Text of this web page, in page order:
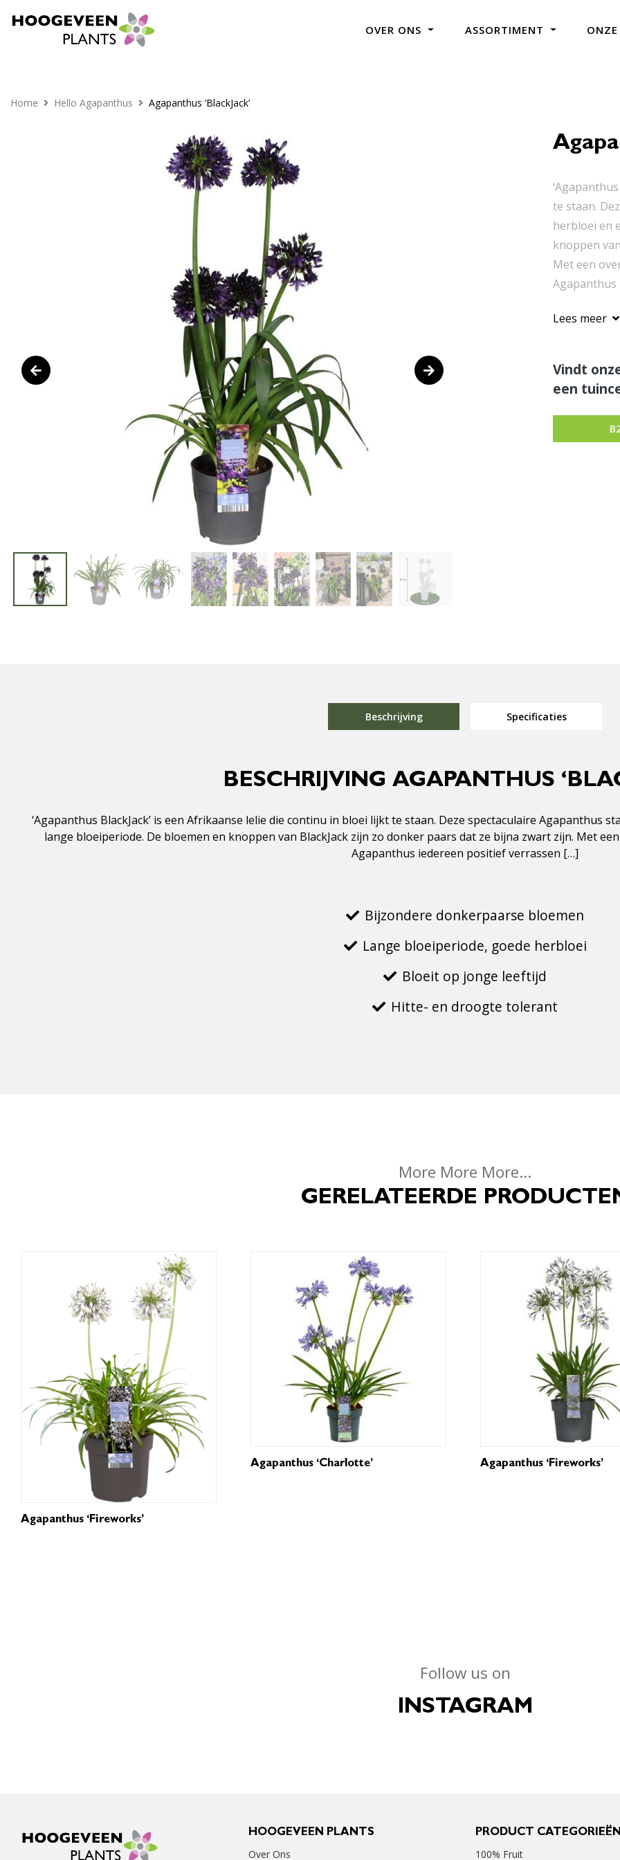
OVER ONS ASSORTIMENT
Home Hello Agapanthus Agapanthus ‘BlackJack’
te staan.
herbloei en
knoppen
Met een
Agapanthus
Lees meer
Vindt
een
Beschrijving Specificaties
BESCHRIJVING AGAPANTHUS
‘Agapanthus BlackJack’ is een Afrikaanse lelie die continu in bloei lijkt te staan. Deze spectaculaire Agapanthus
lange bloeiperiode. De bloemen en knoppen van BlackJack zijn zo donker paars dat ze bijna zwart zijn. Met
Agapanthus iedereen positief verrassen […]
Bijzondere donkerpaarse bloemen
Lange bloeiperiode, goede herbloei
Bloeit op jonge leeftijd
Hitte- en droogte tolerant
More More More...
GERELATEERDE
Agapanthus ‘Fireworks’
Agapanthus ‘Charlotte’ Agapanthus ‘Fireworks’
Follow us on
INSTAGRAM
HOOGEVEEN PLANTS
Over Ons
PRODUCT
100% Fruit